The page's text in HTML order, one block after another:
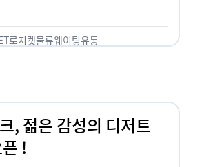
로지켓물류웨이팅유통
, 젊은 감성의 디저트
!